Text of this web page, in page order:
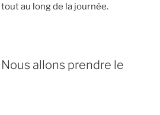
au long de la journée.
allons prendre le